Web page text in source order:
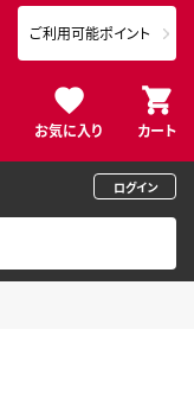
お気に入り カート
ご利用可能ポイント
ログイン